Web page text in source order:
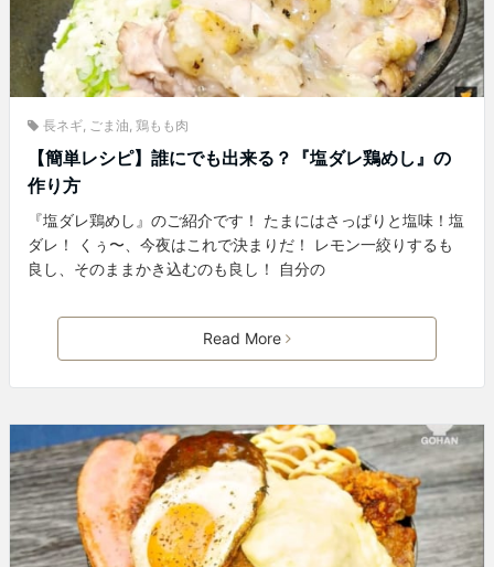
長ネギ ごま油 鶏もも肉
【簡単レシピ】誰にでも出来る？『塩ダレ鶏めし』の
作り方
『塩ダレ鶏めし』のご紹介です！ たまにはさっぱりと塩味！塩
ダレ！ くぅ〜、今夜はこれで決まりだ！ レモン一絞りするも
良し、そのままかき込むのも良し！ 自分の
Read More